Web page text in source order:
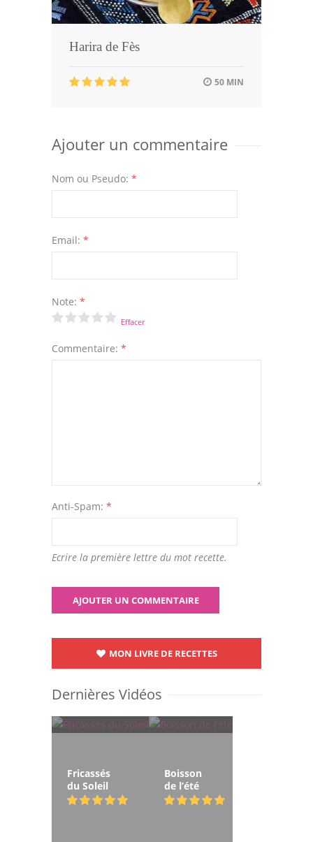
Harira de Fès
50 MIN
Ajouter un commentaire
Nom ou Pseudo: *
Email: *
Note: *
Effacer
Commentaire: *
Anti-Spam: *
Ecrire la première lettre du mot recette.
MON LIVRE DE RECETTES
Dernières Vidéos
Fricassés
du Soleil
Boisson
de l’été